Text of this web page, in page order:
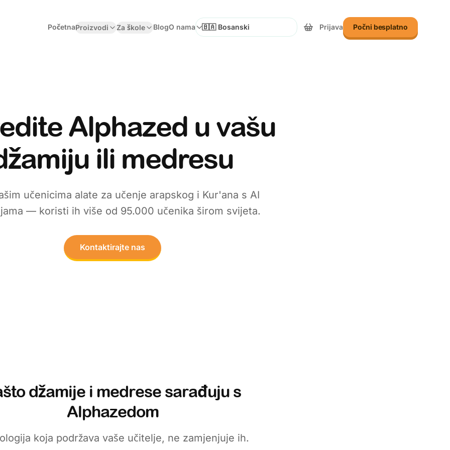
PočetnaProizvodi Za škole BlogO nama
Odaberite jezik
Prijava Počni besplatno
Alphazed u vašu
ili medresu
učenicima alate za učenje arapskog i Kur'ana s AI
— koristi ih više od 95.000 učenika širom svijeta.
Kontaktirajte nas
džamije i medrese sarađuju s
Alphazedom
koja podržava vaše učitelje, ne zamjenjuje ih.